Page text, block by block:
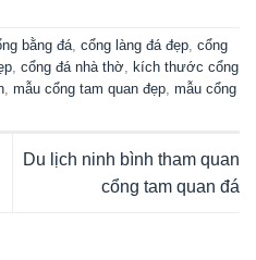
bằng đá, cổng làng đá đẹp, cổng
, cổng đá nhà thờ, kích thước cổng
, mẫu cổng tam quan đẹp, mẫu cổng
Du lịch ninh bình tham quan
cổng tam quan đá